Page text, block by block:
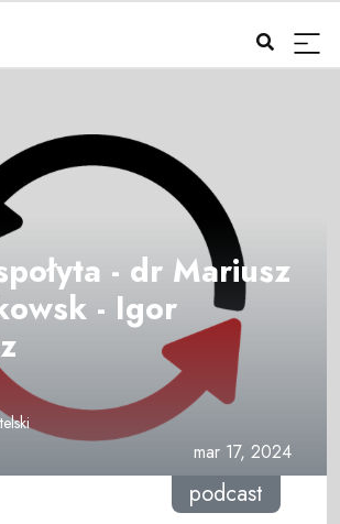
- dr Mariusz
- Igor
mar 17, 2024
podcast